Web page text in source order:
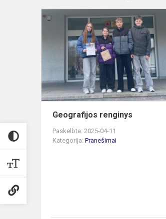
Geografijos renginys
Paskelbta: 2025-04-11
Kategorija: Pranešimai